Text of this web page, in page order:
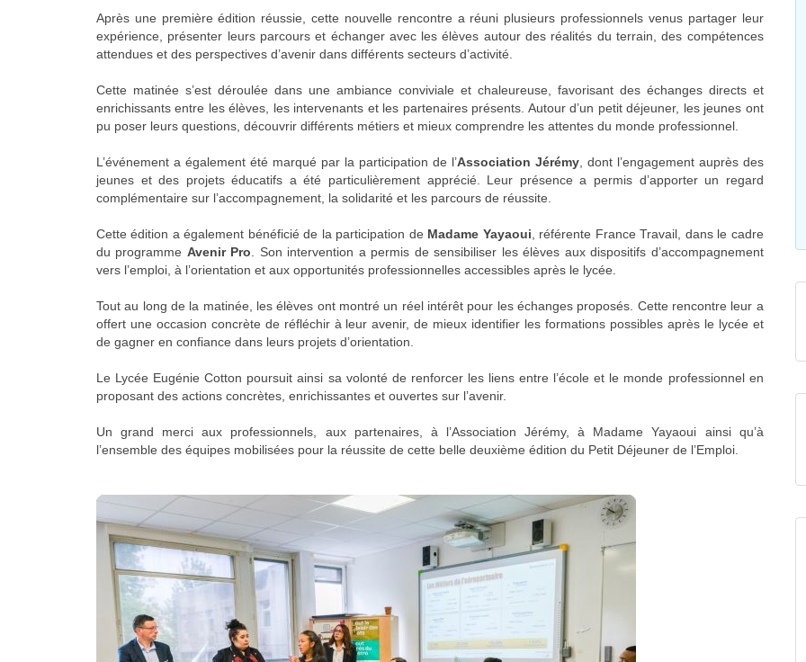
Après une première édition réussie, cette nouvelle rencontre a réuni plusieurs professionnels venus partager leur
expérience, présenter leurs parcours et échanger avec les élèves autour des réalités du terrain, des compétences
attendues et des perspectives d’avenir dans différents secteurs d’activité.
Cette matinée s’est déroulée dans une ambiance conviviale et chaleureuse, favorisant des échanges directs et
enrichissants entre les élèves, les intervenants et les partenaires présents. Autour d’un petit déjeuner, les jeunes ont
pu poser leurs questions, découvrir différents métiers et mieux comprendre les attentes du monde professionnel.
L’événement a également été marqué par la participation de l’Association Jérémy, dont l’engagement auprès des
jeunes et des projets éducatifs a été particulièrement apprécié. Leur présence a permis d’apporter un regard
complémentaire sur l’accompagnement, la solidarité et les parcours de réussite.
Cette édition a également bénéficié de la participation de Madame Yayaoui , référente France Travail , dans le cadre
du programme Avenir Pro . Son intervention a permis de sensibiliser les élèves aux dispositifs d’accompagnement
vers l’emploi, à l’orientation et aux opportunités professionnelles accessibles après le lycée.
Tout au long de la matinée, les élèves ont montré un réel intérêt pour les échanges proposés. Cette rencontre leur a
offert une occasion concrète de réfléchir à leur avenir, de mieux identifier les formations possibles après le lycée et
de gagner en confiance dans leurs projets d’orientation.
Le Lycée Eugénie Cotton poursuit ainsi sa volonté de renforcer les liens entre l’école et le monde professionnel en
proposant des actions concrètes, enrichissantes et ouvertes sur l’avenir.
Un grand merci aux professionnels, aux partenaires, à l’Association Jérémy, à Madame Yayaoui ainsi qu’à
l’ensemble des équipes mobilisées pour la réussite de cette belle deuxième édition du Petit Déjeuner de l’Emploi.